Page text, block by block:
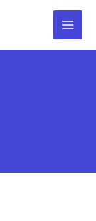
Main